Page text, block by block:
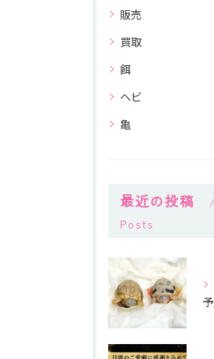
販売
買取
餌
ヘビ
亀
最近の投稿
Posts